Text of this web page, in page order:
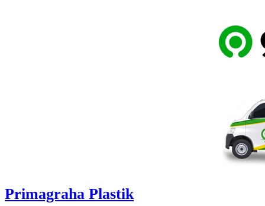
Primagraha Plastik